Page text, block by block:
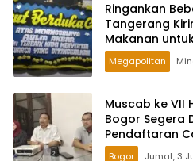
Ringankan
Tangerang
Makanan
Megapolitan
Muscab ke VII
Bogor Segera
Pendaftaran
Bogor Jumat, 3